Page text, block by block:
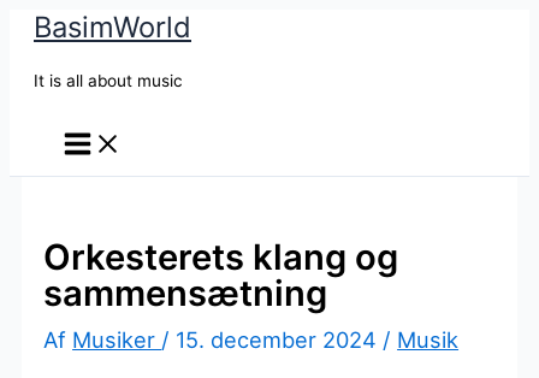
BasimWorld
It is all about music
Orkesterets klang og
sammensætning
Af Musiker / 15. december 2024 / Musik